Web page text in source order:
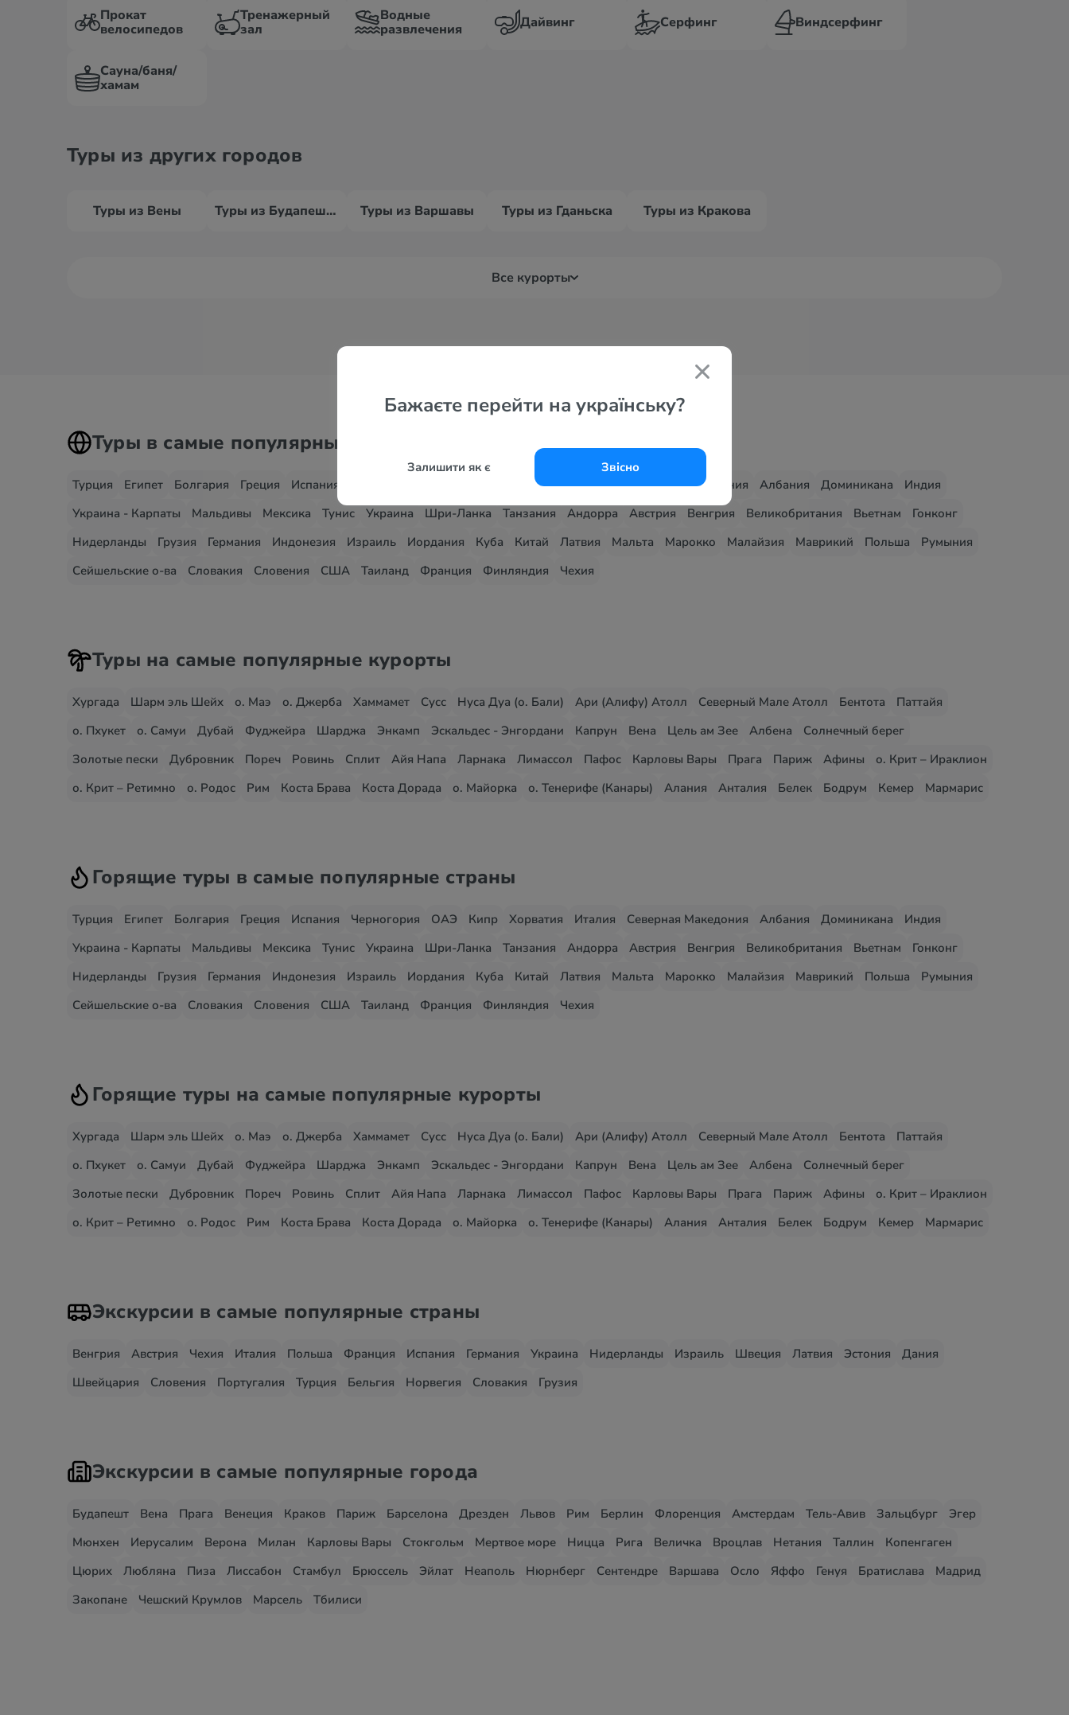
Бажаєте перейти на українську?
Залишити як є Звісно
Прокат
велосипедов
Тренажерный
зал
Водные
развлечения
Дайвинг Серфинг Виндсерфинг
Сауна/баня/
хамам
Туры из других городов
Туры из Вены Туры из Будапешта Туры из Варшавы Туры из Гданьска Туры из Кракова
Все курорты
Туры в самые популярные страны
Турция Египет Болгария Греция Испания Хорватия Италия Северная Македония Албания Доминикана
Индия
Украина - Карпаты
Мальдивы Мексика Тунис Украина Шри-Ланка Танзания Андорра Австрия Венгрия Великобритания Вьетнам
Гонконг
Нидерланды
Грузия Германия Индонезия Израиль Иордания Куба Китай Латвия Мальта Марокко Малайзия Маврикий Польша
Румыния
Сейшельские о-ва
Словакия Словения США Таиланд Франция Финляндия Чехия
Туры на самые популярные курорты
Хургада Шарм эль Шейх о. Маэ о. Джерба Хаммамет Сусс Нуса Дуа (о. Бали) Ари (Алифу) Атолл Северный Мале Атолл Бентота
Паттайя
о. Пхукет
о. Самуи Дубай Фуджейра Шарджа Энкамп Эскальдес - Энгордани Капрун Вена Цель ам Зее Албена
Солнечный берег
Золотые пески
Дубровник Пореч Ровинь Сплит Айя Напа Ларнака Лимассол Пафос Карловы Вары Прага Париж Афины
о. Крит – Ираклион
о. Крит – Ретимно
о. Родос Рим Коста Брава Коста Дорада о. Майорка о. Тенерифе (Канары) Алания Анталия Белек Бодрум Кемер Мармарис
Горящие туры в самые популярные страны
Турция Египет Болгария Греция Испания Черногория ОАЭ Кипр Хорватия Италия Северная Македония Албания Доминикана
Индия
Украина - Карпаты
Мальдивы Мексика Тунис Украина Шри-Ланка Танзания Андорра Австрия Венгрия Великобритания Вьетнам
Гонконг
Нидерланды
Грузия Германия Индонезия Израиль Иордания Куба Китай Латвия Мальта Марокко Малайзия Маврикий Польша
Румыния
Сейшельские о-ва
Словакия Словения США Таиланд Франция Финляндия Чехия
Горящие туры на самые популярные курорты
Хургада Шарм эль Шейх о. Маэ о. Джерба Хаммамет Сусс Нуса Дуа (о. Бали) Ари (Алифу) Атолл Северный Мале Атолл Бентота
Паттайя
о. Пхукет
о. Самуи Дубай Фуджейра Шарджа Энкамп Эскальдес - Энгордани Капрун Вена Цель ам Зее Албена
Солнечный берег
Золотые пески
Дубровник Пореч Ровинь Сплит Айя Напа Ларнака Лимассол Пафос Карловы Вары Прага Париж Афины
о. Крит – Ираклион
о. Крит – Ретимно
о. Родос Рим Коста Брава Коста Дорада о. Майорка о. Тенерифе (Канары) Алания Анталия Белек Бодрум Кемер Мармарис
Экскурсии в самые популярные страны
Венгрия Австрия Чехия Италия Польша Франция Испания Германия Украина Нидерланды Израиль Швеция Латвия Эстония
Дания
Швейцария
Словения Португалия Турция Бельгия Норвегия Словакия Грузия
Экскурсии в самые популярные города
Будапешт Вена Прага Венеция Краков Париж Барселона Дрезден Львов Рим Берлин Флоренция Амстердам Тель-Авив Зальцбург
Эгер
Мюнхен
Иерусалим Верона Милан Карловы Вары Стокгольм Мертвое море Ницца Рига Величка Вроцлав Нетания Таллин
Копенгаген
Цюрих
Любляна Пиза Лиссабон Стамбул Брюссель Эйлат Неаполь Нюрнберг Сентендре Варшава Осло Яффо Генуя Братислава
Мадрид
Закопане
Чешский Крумлов Марсель Тбилиси